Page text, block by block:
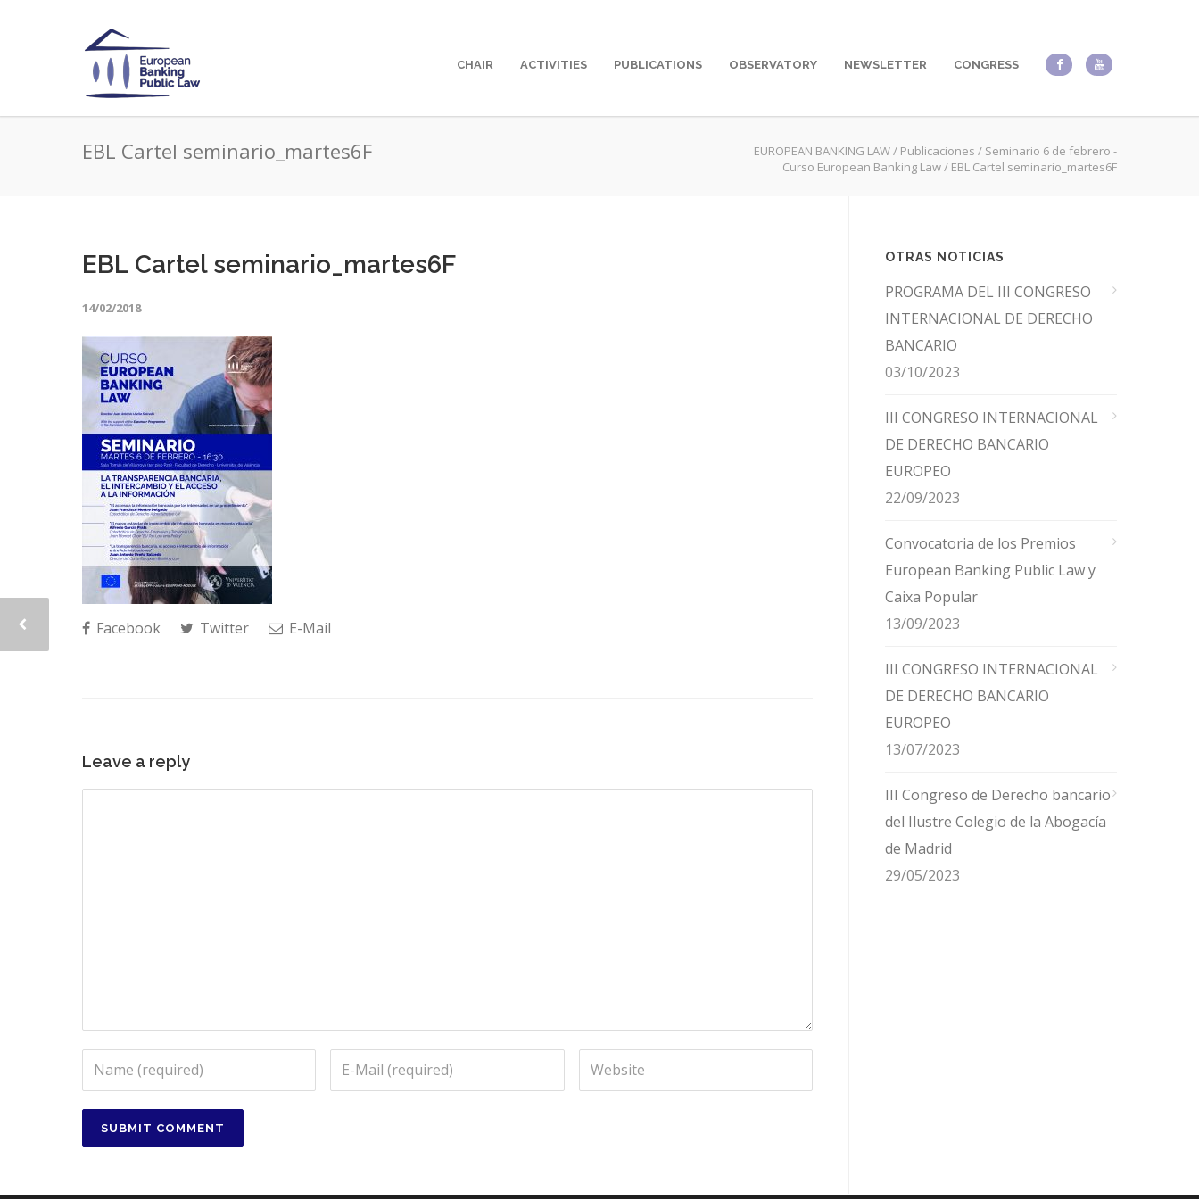
CHAIR ACTIVITIES PUBLICATIONS OBSERVATORY NEWSLETTER CONGRESS
EBL Cartel seminario_martes6F EUROPEAN BANKING LAW/ Publicaciones / Seminario 6 de febrero -
Curso European Banking Law/ EBL Cartel seminario_martes6F
EBL Cartel seminario_martes6F
14/02/2018
Facebook Twitter E-Mail
Leave a reply
OTRAS NOTICIAS
PROGRAMA DEL III CONGRESO
INTERNACIONAL DE DERECHO
BANCARIO
03/10/2023
III CONGRESO INTERNACIONAL
DE DERECHO BANCARIO
EUROPEO
22/09/2023
Convocatoria de los Premios
European Banking Public Law y
Caixa Popular
13/09/2023
III CONGRESO INTERNACIONAL
DE DERECHO BANCARIO
EUROPEO
13/07/2023
III Congreso de Derecho bancario
del Ilustre Colegio de la Abogacía
de Madrid
29/05/2023